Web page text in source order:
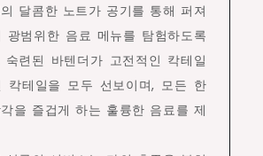
달콤한 노트가 공기를 통해 퍼져
광범위한 음료 메뉴를 탐험하도록
숙련된 바텐더가 고전적인 칵테일
칵테일을 모두 선보이며, 모든 한
을 즐겁게 하는 훌륭한 음료를 제